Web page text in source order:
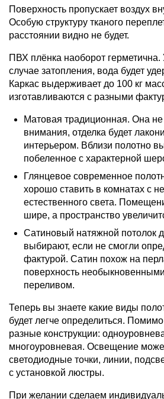
Поверхность пропускает воздух
Особую структуру тканого
расстоянии видно не будет.
ПВХ плёнка наоборот герметична.
случае затопления, вода будет
Каркас выдерживает до 100 кг
изготавливаются с разными
Матовая традиционная. Она не
внимания, отделка будет
интерьером. Вблизи полотно
побеленное с характерной
Глянцевое современное
хорошо ставить в комнатах с
естественного света.
шире, а пространство
Сатиновый натяжной потолок
выбирают, если не смогли
фактурой. Сатин похож на
поверхность
переливом.
Теперь вы знаете какие виды
будет легче определиться.
разные конструкции:
многоуровневая. Освещение
светодиодные точки, линии,
с установкой люстры.
При желании сделаем